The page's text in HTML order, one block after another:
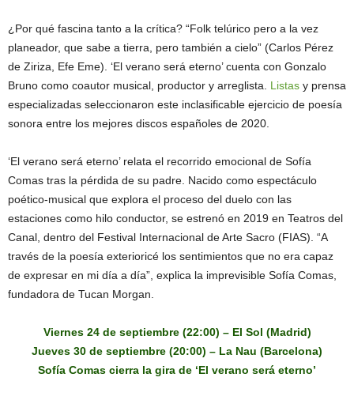
¿Por qué fascina tanto a la crítica? “Folk telúrico pero a la vez
planeador, que sabe a tierra, pero también a cielo” (Carlos Pérez
de Ziriza, Efe Eme). ‘El verano será eterno’ cuenta con Gonzalo
Bruno como coautor musical, productor y arreglista. Listas y prensa
especializadas seleccionaron este inclasificable ejercicio de poesía
sonora entre los mejores discos españoles de 2020.
‘El verano será eterno’ relata el recorrido emocional de Sofía
Comas tras la pérdida de su padre. Nacido como espectáculo
poético-musical que explora el proceso del duelo con las
estaciones como hilo conductor, se estrenó en 2019 en Teatros del
Canal, dentro del Festival Internacional de Arte Sacro (FIAS). “A
través de la poesía exterioricé los sentimientos que no era capaz
de expresar en mi día a día”, explica la imprevisible Sofía Comas,
fundadora de Tucan Morgan.
Viernes 24 de septiembre (22:00) – El Sol (Madrid)
Jueves 30 de septiembre (20:00) – La Nau (Barcelona)
Sofía Comas cierra la gira de ‘El verano será eterno’